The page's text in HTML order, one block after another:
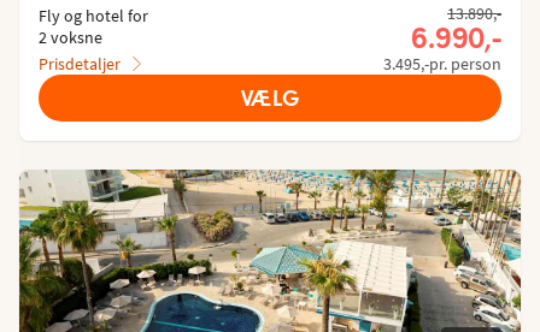
Fly og hotel for
2 voksne
Prisdetaljer
13.890,-
6.990,-
3.495,-pr. person
VÆLG